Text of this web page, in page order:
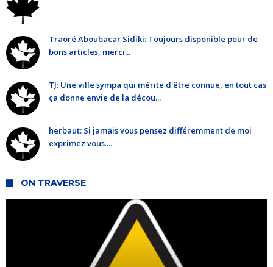
Traoré Aboubacar Sidiki: Toujours disponible pour de
bons articles, merci...
TJ: Une ville sympa qui mérite d'être connue, en tout cas
ça donne envie de la décou...
herbaut: Si jamais vous pensez différemment de moi
exprimez vous....
ON TRAVERSE